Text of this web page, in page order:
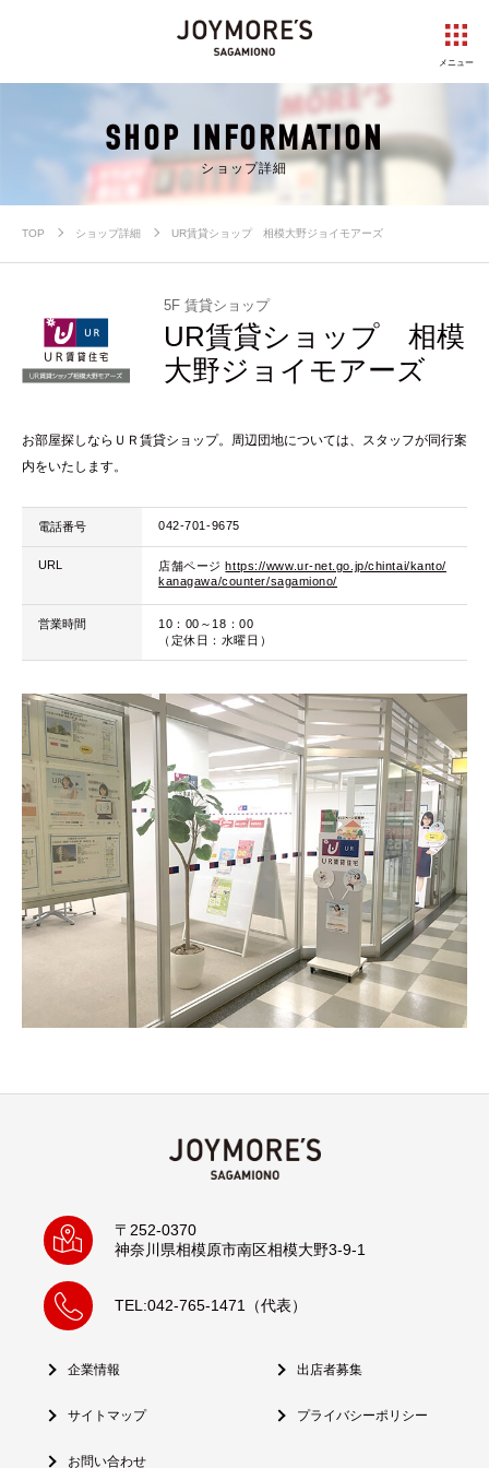
メニュー
SHOP INFORMATION
ショップ詳細
TOP ショップ詳細 UR賃貸ショップ 相模大野ジョイモアーズ
5F 賃貸ショップ
UR賃貸ショップ 相模
大野ジョイモアーズ
お部屋探しならＵＲ賃貸ショップ。周辺団地については、スタッフが同行案
内をいたします。
電話番号 042-701-9675
URL 店舗ページhttps://www.ur-net.go.jp/chintai/kanto/
kanagawa/counter/sagamiono/
営業時間
10：00～18：00
（定休日：水曜日）
〒252-0370
神奈川県相模原市南区相模大野3-9-1
TEL:042-765-1471（代表）
企業情報 出店者募集
サイトマップ プライバシーポリシー
お問い合わせ